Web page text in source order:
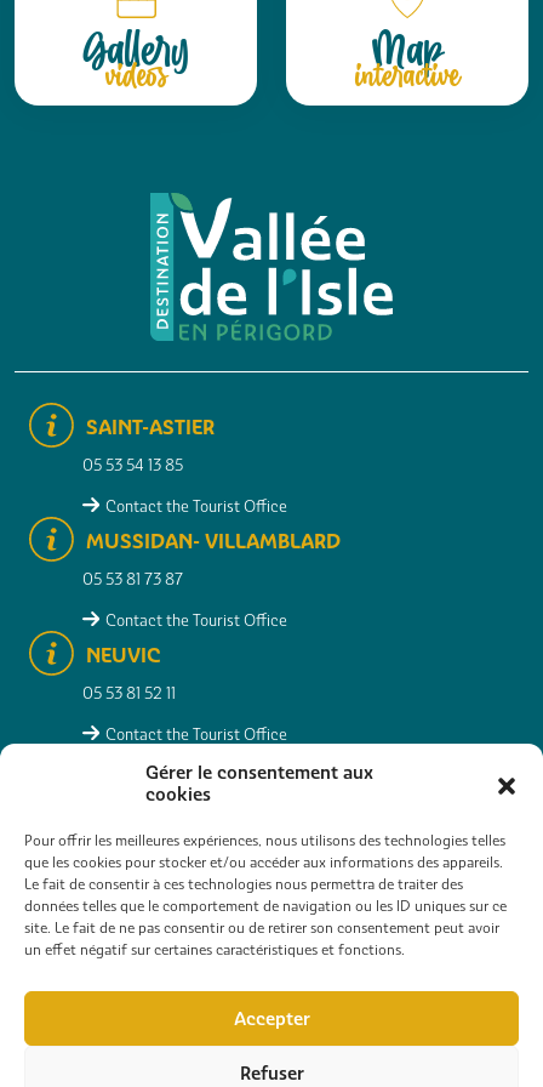
Gérer le consentement aux
cookies
Pour offrir les meilleures expériences, nous utilisons des technologies telles
que les cookies pour stocker et/ou accéder aux informations des appareils.
Le fait de consentir à ces technologies nous permettra de traiter des
données telles que le comportement de navigation ou les ID uniques sur ce
site. Le fait de ne pas consentir ou de retirer son consentement peut avoir
un effet négatif sur certaines caractéristiques et fonctions.
Accepter
Refuser
Gallery
videos Map
interactive
SAINT-ASTIER
05 53 54 13 85
Contact the Tourist Office
MUSSIDAN- VILLAMBLARD
05 53 81 73 87
Contact the Tourist Office
NEUVIC
05 53 81 52 11
Contact the Tourist Office
MONTPON-MÉNESTÉROL
Contact the Tourist Office
RESEARCHER PRACTICAL INFO CONTACT